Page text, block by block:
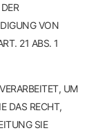
VON
21 ABS. 1
UM
DAS RECHT,
SIE